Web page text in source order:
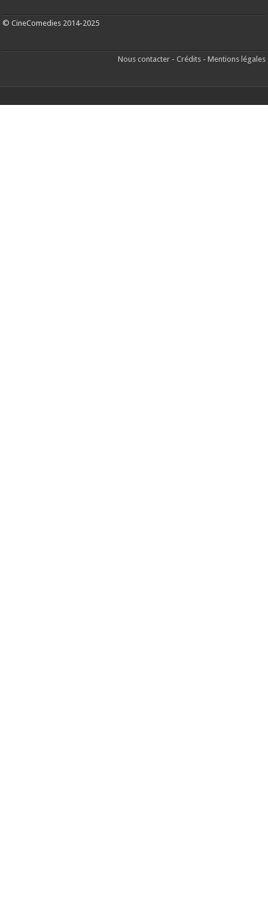
© CineComedies 2014-2025
Nous contacter- Crédits- Mentions légales